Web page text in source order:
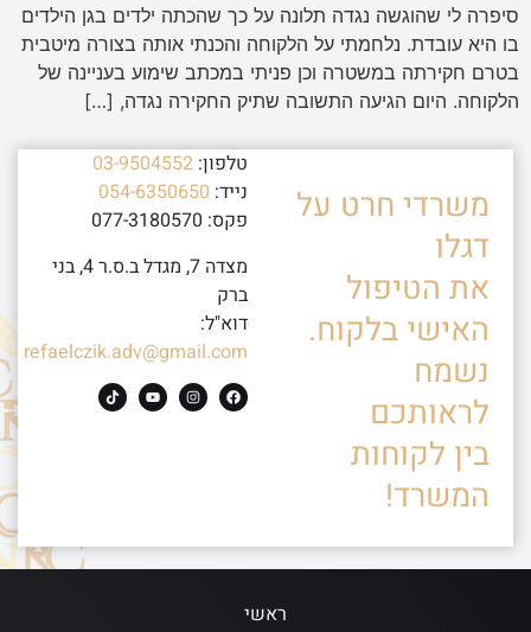
סיפרה לי שהוגשה נגדה תלונה על כך שהכתה ילדים בגן הילדים
בו היא עובדת. נלחמתי על הלקוחה והכנתי אותה בצורה מיטבית
בטרם חקירתה במשטרה וכן פניתי במכתב שימוע בעניינה של
הלקוחה. היום הגיעה התשובה שתיק החקירה נגדה, […]
משרדי חרט על
דגלו
את הטיפול
האישי בלקוח.
נשמח
לראותכם
בין לקוחות
המשרד!
טלפון: 03-9504552
נייד: 054-6350650
פקס: 077-3180570
מצדה 7, מגדל ב.ס.ר 4, בני
ברק
דוא"ל:
refaelczik.adv@gmail.com
ראשי